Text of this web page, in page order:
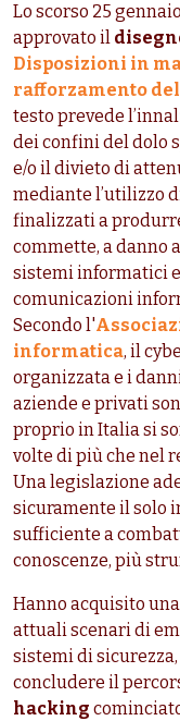
Lo scorso 25
approvato il
Disposizioni in
rafforzamento
testo prevede
dei confini del dolo
e/o il divieto di
mediante l’utilizzo
finalizzati a
commette, a danno
sistemi informatici
comunicazioni
Secondo l'
informatica, il
organizzata e i
aziende e privati
proprio in Italia si
volte di più che nel
Una legislazione
sicuramente il solo
sufficiente a
conoscenze, più
Hanno acquisito
attuali scenari di
sistemi di
concludere il
hacking